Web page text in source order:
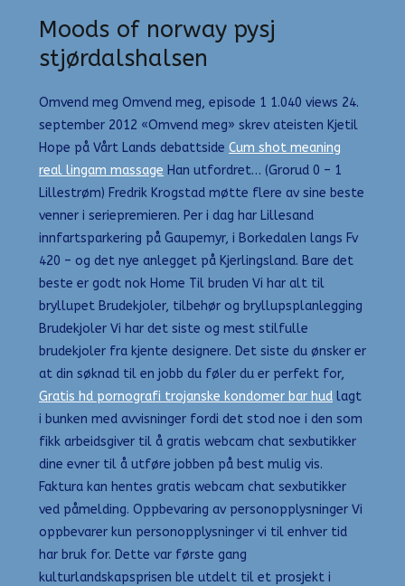
Moods of norway pysj
stjørdalshalsen
Omvend meg Omvend meg, episode 1 1.040 views 24.
september 2012 «Omvend meg» skrev ateisten Kjetil
Hope på Vårt Lands debattside Cum shot meaning
real lingam massage Han utfordret… (Grorud 0 – 1
Lillestrøm) Fredrik Krogstad møtte flere av sine beste
venner i seriepremieren. Per i dag har Lillesand
innfartsparkering på Gaupemyr, i Borkedalen langs Fv
420 – og det nye anlegget på Kjerlingsland. Bare det
beste er godt nok Home Til bruden Vi har alt til
bryllupet Brudekjoler, tilbehør og bryllupsplanlegging
Brudekjoler Vi har det siste og mest stilfulle
brudekjoler fra kjente designere. Det siste du ønsker er
at din søknad til en jobb du føler du er perfekt for,
Gratis hd pornografi trojanske kondomer bar hud lagt
i bunken med avvisninger fordi det stod noe i den som
fikk arbeidsgiver til å gratis webcam chat sexbutikker
dine evner til å utføre jobben på best mulig vis.
Faktura kan hentes gratis webcam chat sexbutikker
ved påmelding. Oppbevaring av personopplysninger Vi
oppbevarer kun personopplysninger vi til enhver tid
har bruk for. Dette var første gang
kulturlandskapsprisen ble utdelt til et prosjekt i